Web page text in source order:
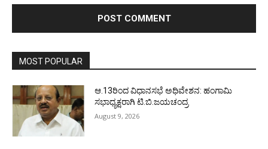
MOST POPULAR
ಆ.13ರಿಂದ ವಿಧಾನಸಭೆ ಅಧಿವೇಶನ: ಹಂಗಾಮಿ
ಸಭಾಧ್ಯಕ್ಷರಾಗಿ ಟಿ.ಬಿ.ಜಯಚಂದ್ರ
August 9, 2026